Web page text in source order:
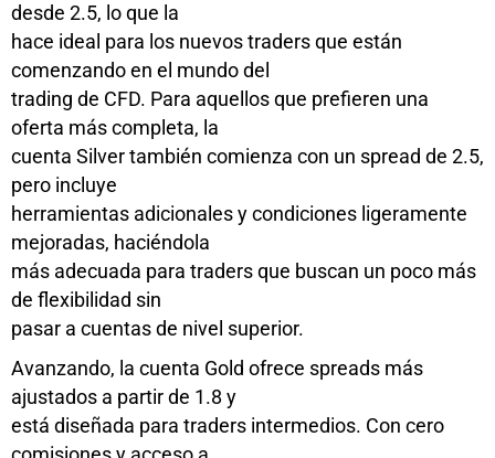
desde 2.5, lo que la
hace ideal para los nuevos traders que están
comenzando en el mundo del
trading de CFD. Para aquellos que prefieren una
oferta más completa, la
cuenta Silver también comienza con un spread de 2.5,
pero incluye
herramientas adicionales y condiciones ligeramente
mejoradas, haciéndola
más adecuada para traders que buscan un poco más
de flexibilidad sin
pasar a cuentas de nivel superior.
Avanzando, la cuenta Gold ofrece spreads más
ajustados a partir de 1.8 y
está diseñada para traders intermedios. Con cero